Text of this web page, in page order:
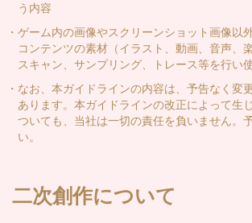
う内容
・ゲーム内の画像やスクリーンショット画像以
コンテンツの素材（イラスト、動画、音声、
スキャン、サンプリング、トレース等を行い
・なお、本ガイドラインの内容は、予告なく変
あります。本ガイドラインの改正によって生
ついても、当社は一切の責任を負いません。
い。
二次創作について